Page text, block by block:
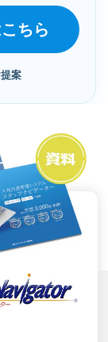
ちら
案